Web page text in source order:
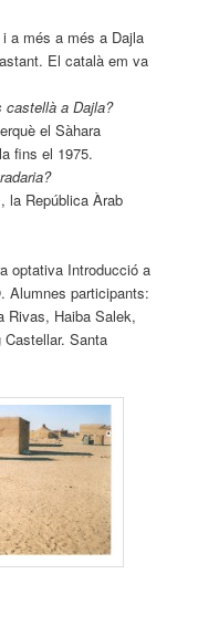
a més a més a Dajla
El català em va
castellà a Dajla?
el Sàhara
fins el 1975.
la República Àrab
optativa Introducció a
Alumnes participants:
Rivas, Haiba Salek,
Santa